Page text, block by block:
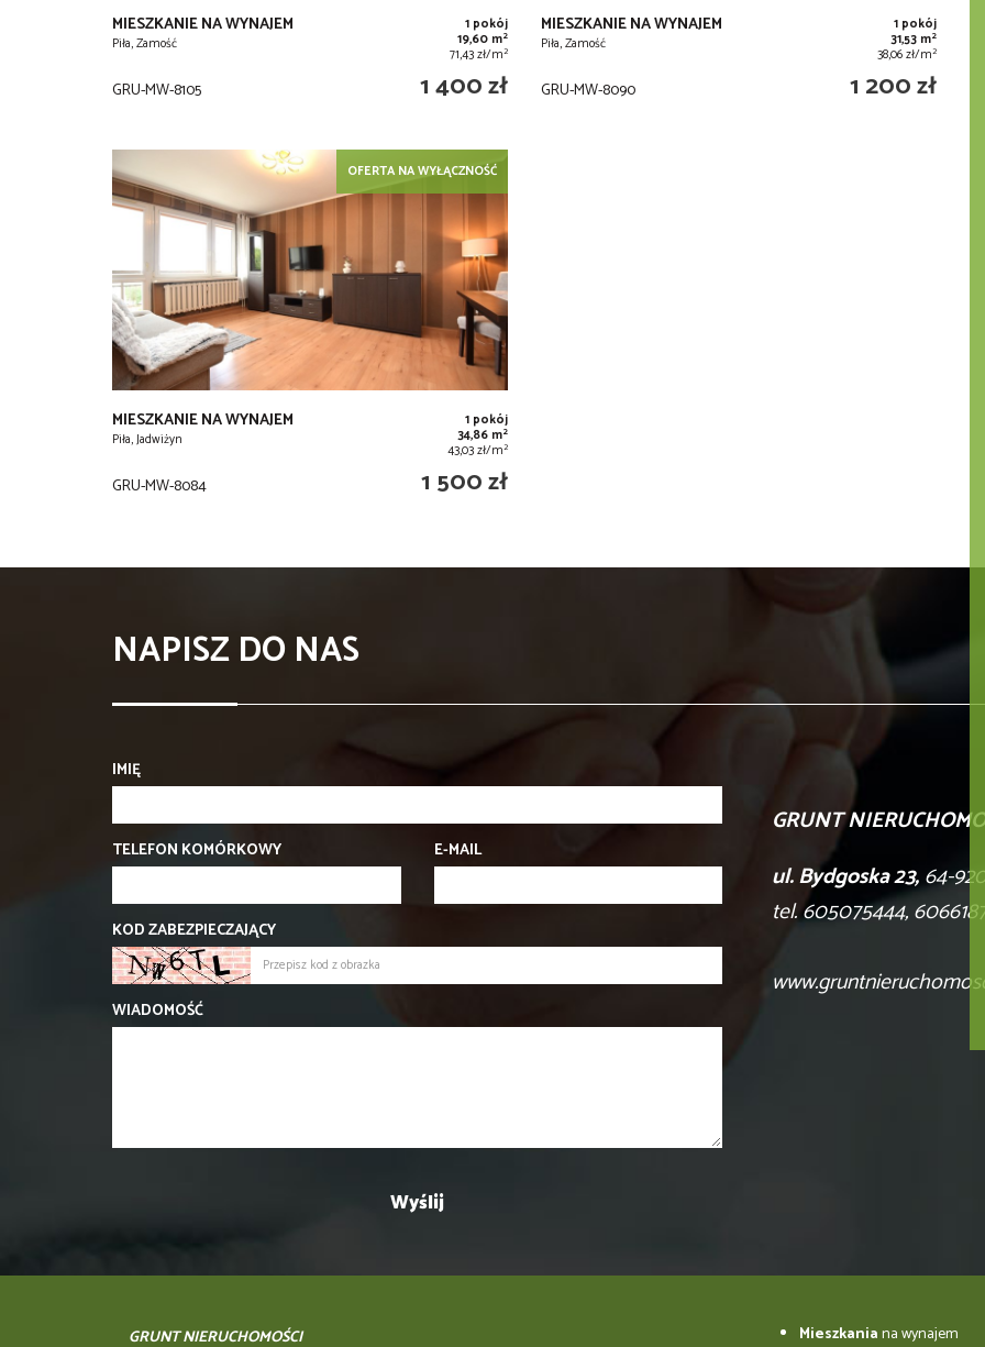
MIESZKANIE NA WYNAJEM
Piła, Zamość
1 pokój
19,60 m2
71,43 zł/m2
GRU-MW-8105 1 400 zł
MIESZKANIE NA WYNAJEM
Piła, Zamość
1 pokój
31,53 m2
38,06 zł/m2
GRU-MW-8090 1 200 zł
OFERTA NA WYŁĄCZNOŚĆ
MIESZKANIE NA WYNAJEM
Piła, Jadwiżyn
1 pokój
34,86 m2
43,03 zł/m2
GRU-MW-8084 1 500 zł
NAPISZ DO NAS
IMIĘ
TELEFON KOMÓRKOWY E-MAIL
KOD ZABEZPIECZAJĄCY
WIADOMOŚĆ
GRUNT
ul. Bydgoska 23,64-
tel. 605075444,
GRUNT NIERUCHOMOŚCI Mieszkaniana wynajem